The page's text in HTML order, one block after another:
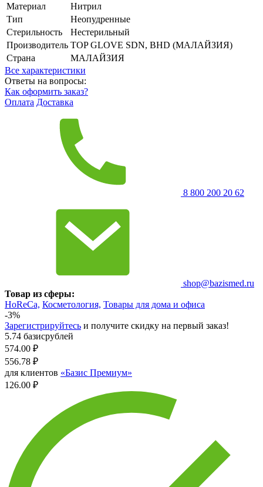
Материал
Нитрил
Тип
Неопудренные
Стерильность
Нестерильный
Производитель TOP GLOVE SDN, BHD (МАЛАЙЗИЯ)
Страна
МАЛАЙЗИЯ
Все характеристики
Ответы на вопросы:
Как оформить заказ?
Оплата Доставка
8 800 200 20 62
shop@bazismed.ru
Товар из сферы:
HoReCa, Косметология, Товары для дома и офиса
-3%
Зарегистрируйтесь и получите скидку на первый заказ!
5.74 базисрублей
574.00 ₽
556.78 ₽
для клиентов «Базис Премиум»
126.00 ₽